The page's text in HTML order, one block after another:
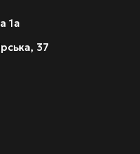
1а
37